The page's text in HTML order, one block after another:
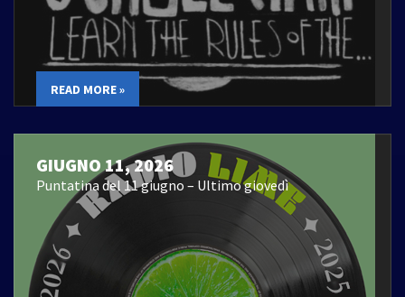
READ MORE »
GIUGNO 11, 2026
Puntatina del 11 giugno – Ultimo giovedì